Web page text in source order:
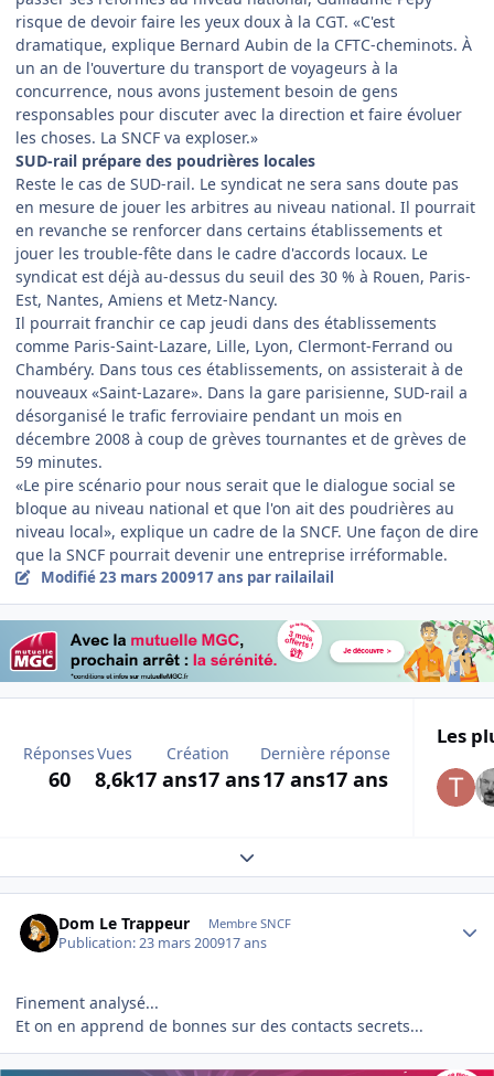
risque de devoir faire les yeux doux à la CGT. «C'est
dramatique, explique Bernard Aubin de la CFTC-cheminots. À
un an de l'ouverture du transport de voyageurs à la
concurrence, nous avons justement besoin de gens
responsables pour discuter avec la direction et faire évoluer
les choses. La SNCF va exploser.»
SUD-rail prépare des poudrières locales
Reste le cas de SUD-rail. Le syndicat ne sera sans doute pas
en mesure de jouer les arbitres au niveau national. Il pourrait
en revanche se renforcer dans certains établissements et
jouer les trouble-fête dans le cadre d'accords locaux. Le
syndicat est déjà au-dessus du seuil des 30 % à Rouen, Paris-
Est, Nantes, Amiens et Metz-Nancy.
Il pourrait franchir ce cap jeudi dans des établissements
comme Paris-Saint-Lazare, Lille, Lyon, Clermont-Ferrand ou
Chambéry. Dans tous ces établissements, on assisterait à de
nouveaux «Saint-Lazare». Dans la gare parisienne, SUD-rail a
désorganisé le trafic ferroviaire pendant un mois en
décembre 2008 à coup de grèves tournantes et de grèves de
59 minutes.
«Le pire scénario pour nous serait que le dialogue social se
bloque au niveau national et que l'on ait des poudrières au
niveau local», explique un cadre de la SNCF. Une façon de dire
que la SNCF pourrait devenir une entreprise irréformable.
Modifié23 mars 200917 ans par railailail
Réponses
60
Vues
8,6k
Création
17 ans17 ans
Dernière réponse
17 ans17 ans
Les
Expand topic overview
Dom Le Trappeur Membre SNCF
Publication:23 mars 200917 ans
Finement analysé...
Et on en apprend de bonnes sur des contacts secrets...